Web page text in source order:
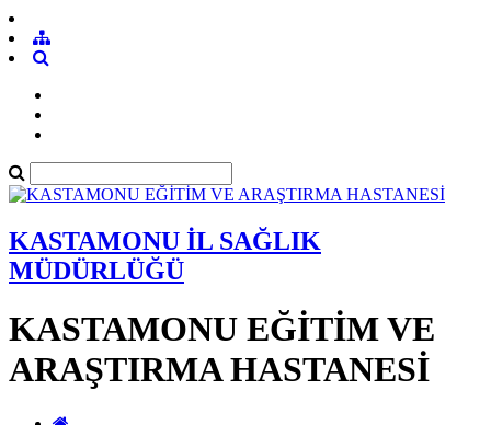
KASTAMONU İL SAĞLIK
MÜDÜRLÜĞÜ
KASTAMONU EĞİTİM VE
ARAŞTIRMA HASTANESİ